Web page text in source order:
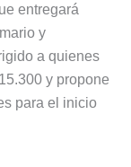
entregará
y
a quienes
y propone
para el inicio